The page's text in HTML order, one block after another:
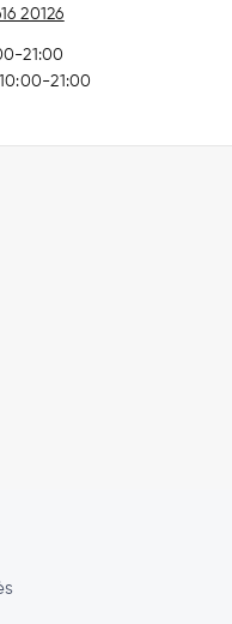
20126
21:00
21:00